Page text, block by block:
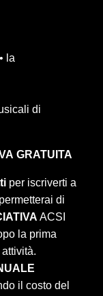
la
di
GRATUITA
per iscriverti a
di
ACSI
la prima
il costo del